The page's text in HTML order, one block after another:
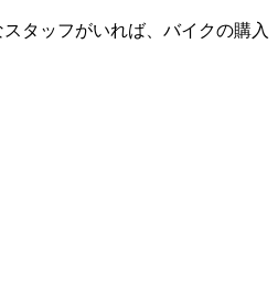
タッフがいれば、バイクの購入